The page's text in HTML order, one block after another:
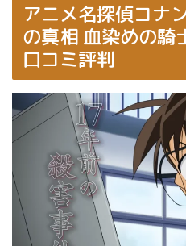
アニメ名探偵コナ
の真相 血染めの騎
口コミ評判